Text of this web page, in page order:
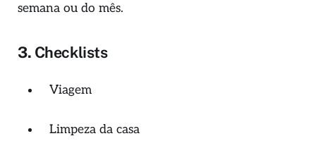
semana ou do mês.
3. Checklists
Viagem
Limpeza da casa